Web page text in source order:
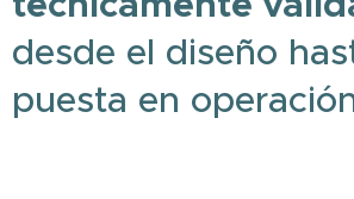
desde el diseño
puesta en